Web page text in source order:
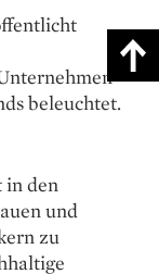
beleuchtet.
in den
und
zu